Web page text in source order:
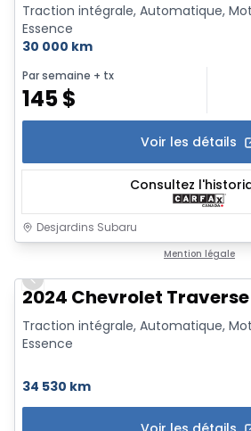
Traction intégrale, Automatique,
Essence
30 000 km
Par semaine + tx
145$
Voir les détails
Consultez
Desjardins Subaru
Mention légale
Previous slide
2024 Chevrolet
Traction intégrale, Automatique,
Essence
34 530 km